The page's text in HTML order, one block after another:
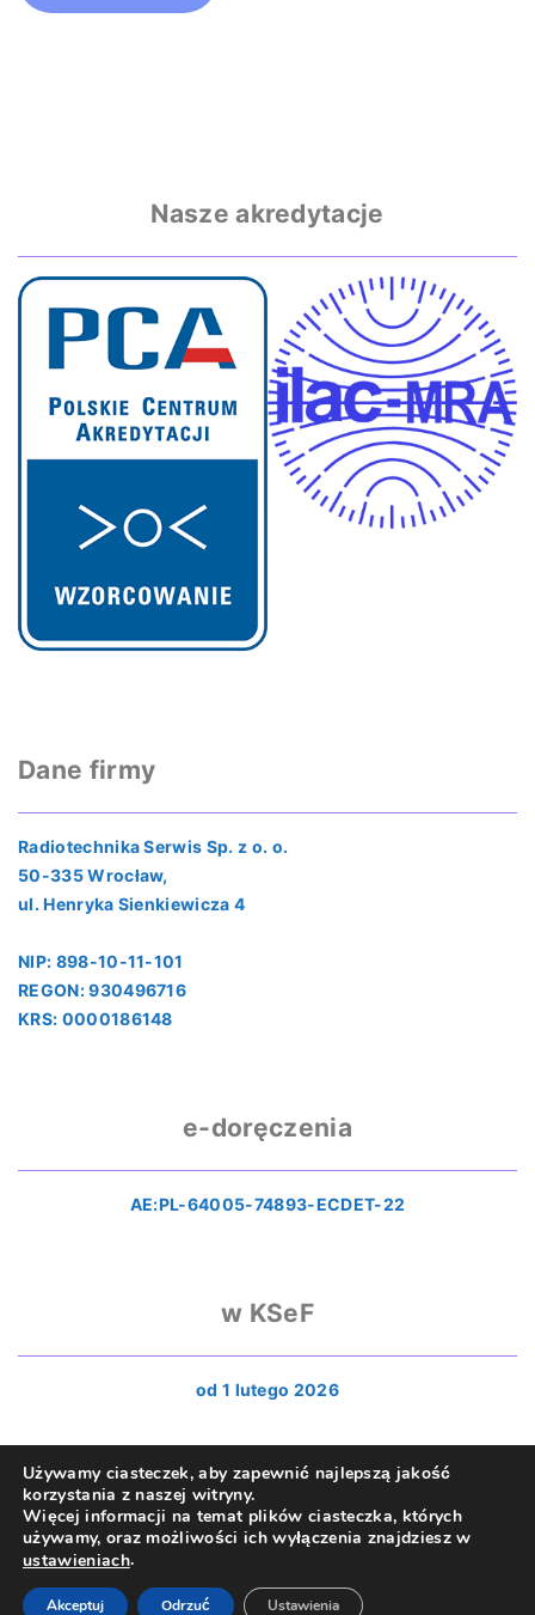
Nasze akredytacje
Dane firmy
Radiotechnika Serwis Sp. z o. o.
50-335 Wrocław,
ul. Henryka Sienkiewicza 4
NIP: 898-10-11-101
REGON: 930496716
KRS: 0000186148
e-doręczenia
AE:PL-64005-74893-ECDET-22
w KSeF
od 1 lutego 2026
©2026- All rights reserved
Używamy ciasteczek, aby zapewnić najlepszą jakość
korzystania z naszej witryny.
Więcej informacji na temat plików ciasteczka, których
używamy, oraz możliwości ich wyłączenia znajdziesz w
ustawieniach.
Akceptuj Odrzuć Ustawienia